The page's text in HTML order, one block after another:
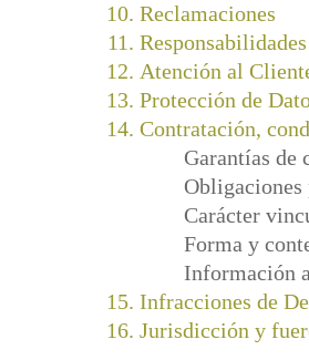
Reclamaciones
Responsabilidades
Atención al
Protección de
Contratación,
Garantías de
Carácter
Forma y
Información
Infracciones de
Jurisdicción y